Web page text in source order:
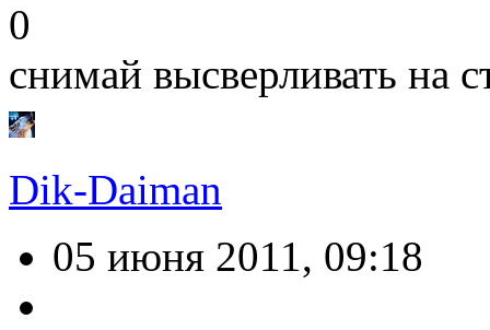
0
снимай высверливать на
Dik-Daiman
05 июня 2011, 09:18